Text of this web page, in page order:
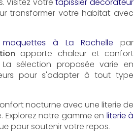
transformer votre habitat avec
moquettes à La Rochelle par
apporte chaleur et confort
sélection proposée varie en
pour s'adapter à tout type
nocturne avec une literie de
Explorez notre gamme en literie à
pour soutenir votre repos.